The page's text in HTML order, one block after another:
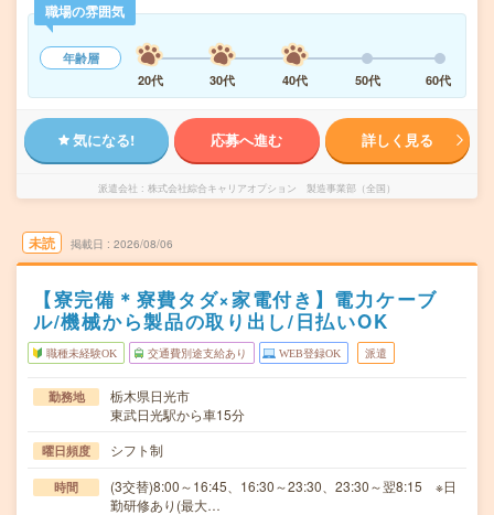
職場の雰囲気
年齢層
20代
30代 40代 50代 60代
気になる! 応募へ進む 詳しく見る
派遣会社 株式会社綜合キャリアオプション 製造事業部（全国）
未読 掲載日 2026/08/06
【寮完備＊寮費タダ×家電付き】電力ケーブ
ル/機械から製品の取り出し/日払いOK
職種未経験OK 交通費別途支給あり WEB登録OK 派遣
勤務地
栃木県日光市
東武日光駅から車15分
曜日頻度 シフト制
時間
(3交替)8:00～16:45、16:30～23:30、23:30～翌8:15 ※日
勤研修あり(最大…